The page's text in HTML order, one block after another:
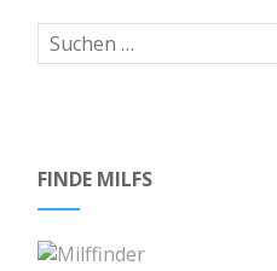
FINDE MILFS